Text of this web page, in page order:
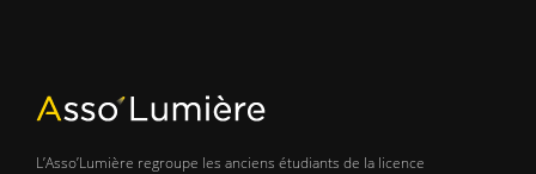
L’Asso’Lumière regroupe les anciens étudiants de la licence